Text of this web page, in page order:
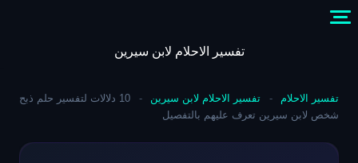
content
تفسير الاحلام لابن سيرين
تفسير الاحلام - تفسير الاحلام لابن سيرين -
10 دلالات لتفسير حلم ذبح
شخص لابن سيرين تعرف عليهم بالتفصيل